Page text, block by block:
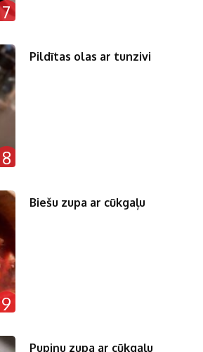
7
8
Pildītas olas ar tunzivi
9
Biešu zupa ar cūkgaļu
Pupiņu zupa ar cūkgaļu